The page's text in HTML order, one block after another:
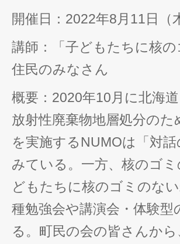
開催日：2022年8月11日
講師：「子どもたちに核
住民のみなさん
概要：2020年10月に北海
放射性廃棄物地層処分の
を実施するNUMOは「対
みている。一方、核のゴ
どもたちに核のゴミのな
種勉強会や講演会・体験
る。町民の会の皆さんか